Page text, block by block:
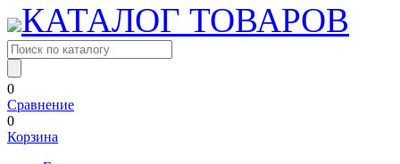
КАТАЛОГ ТОВАРОВ
0
Сравнение
0
Корзина